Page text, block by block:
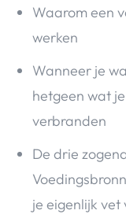
Waarom een
werken
Wanneer je
hetgeen wat
verbranden
De drie
je eigenlijk